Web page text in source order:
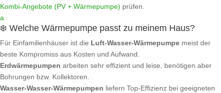
Kombi‑Angebote (PV + Wärmepumpe) prüfen.
a
❄️ Welche Wärmepumpe passt zu meinem Haus?
Für Einfamilienhäuser ist die Luft‑Wasser‑Wärmepumpe meist der
beste Kompromiss aus Kosten und Aufwand.
Erdwärmepumpen arbeiten sehr effizient und leise, benötigen aber
Bohrungen bzw. Kollektoren.
Wasser‑Wasser‑Wärmepumpen liefern Top‑Effizienz bei geeigneten